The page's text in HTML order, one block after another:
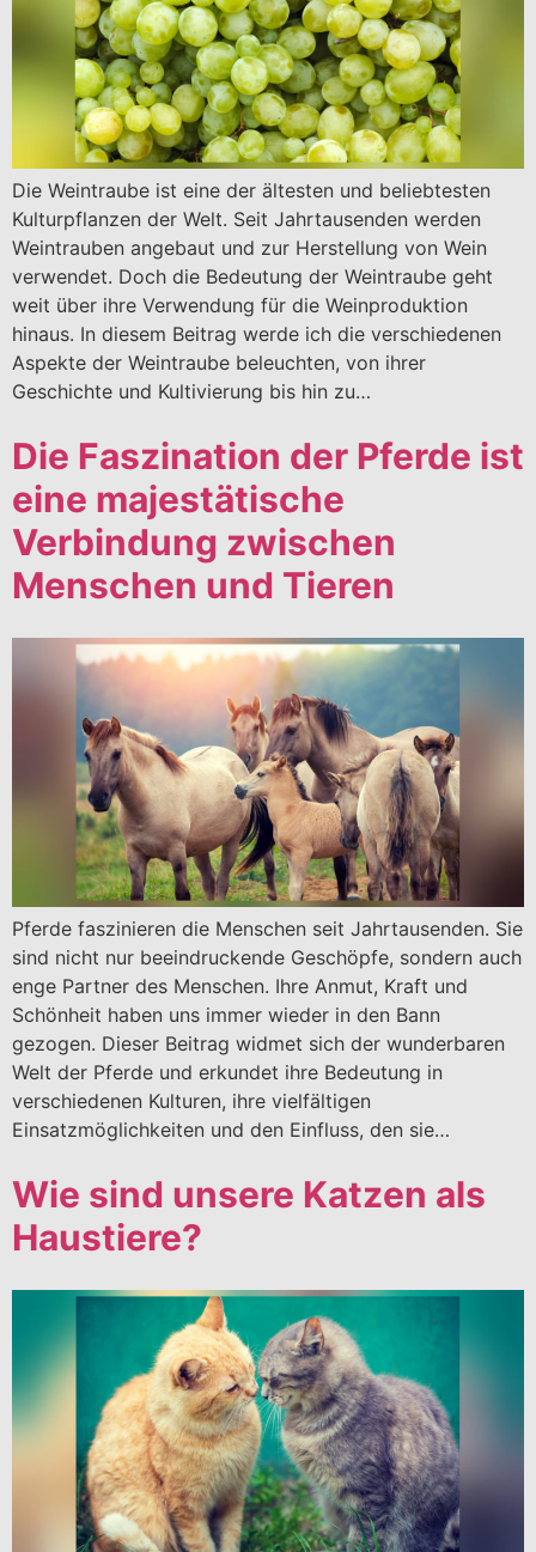
Die Weintraube ist eine der ältesten und beliebtesten
Kulturpflanzen der Welt. Seit Jahrtausenden werden
Weintrauben angebaut und zur Herstellung von Wein
verwendet. Doch die Bedeutung der Weintraube geht
weit über ihre Verwendung für die Weinproduktion
hinaus. In diesem Beitrag werde ich die verschiedenen
Aspekte der Weintraube beleuchten, von ihrer
Geschichte und Kultivierung bis hin zu…
Die Faszination der Pferde ist
eine majestätische
Verbindung zwischen
Menschen und Tieren
Pferde faszinieren die Menschen seit Jahrtausenden. Sie
sind nicht nur beeindruckende Geschöpfe, sondern auch
enge Partner des Menschen. Ihre Anmut, Kraft und
Schönheit haben uns immer wieder in den Bann
gezogen. Dieser Beitrag widmet sich der wunderbaren
Welt der Pferde und erkundet ihre Bedeutung in
verschiedenen Kulturen, ihre vielfältigen
Einsatzmöglichkeiten und den Einfluss, den sie…
Wie sind unsere Katzen als
Haustiere?